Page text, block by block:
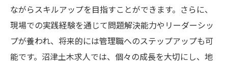
ながらスキルアップを目指すことができます。さらに、
現場での実践経験を通じて問題解決能力やリーダーシッ
プが養われ、将来的には管理職へのステップアップも可
能です。沼津土木求人では、個々の成長を大切にし、地